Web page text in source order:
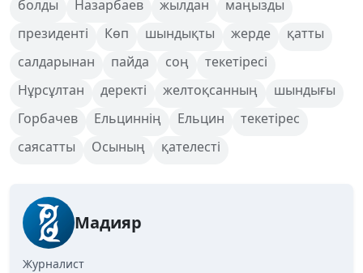
болды
Назарбаев жылдан
маңызды
президенті
Көп шындықты жерде
қатты
салдарынан
пайда соң
текетіресі
Нұрсұлтан
деректі желтоқсанның
шындығы
Горбачев
Ельциннің Ельцин
текетірес
саясатты
Осының қателесті
Мадияр
Журналист